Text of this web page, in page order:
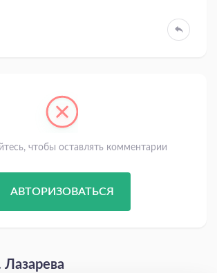
чтобы оставлять комментарии
АВТОРИЗОВАТЬСЯ